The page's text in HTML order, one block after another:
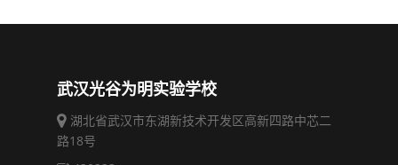
武汉光谷为明实验学校
湖北省武汉市东湖新技术开发区高新四路中芯二
路18号